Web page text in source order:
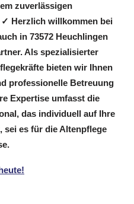
zuverlässigen
Herzlich willkommen bei
in 73572 Heuchlingen
Als spezialisierter
bieten wir Ihnen
professionelle Betreuung
Expertise umfasst die
das individuell auf Ihre
sei es für die Altenpflege